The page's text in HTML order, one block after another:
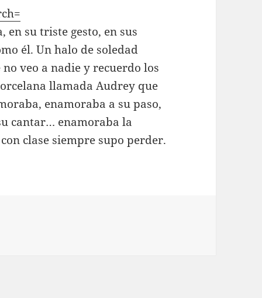
en su triste gesto, en sus
él. Un halo de soledad
veo a nadie y recuerdo los
llamada Audrey que
enamoraba a su paso,
cantar… enamoraba la
clase siempre supo perder.